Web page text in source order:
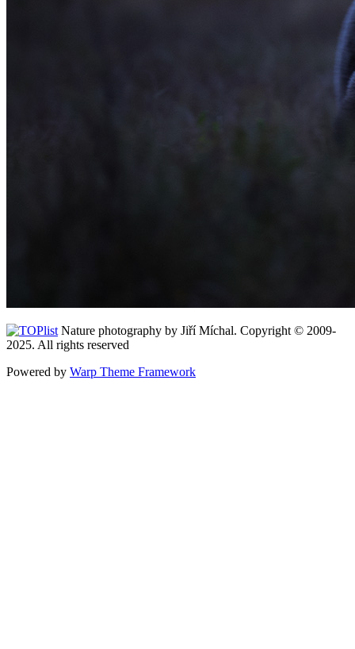
Nature photography by Jiří Míchal. Copyright © 2009-
2025. All rights reserved
Powered by Warp Theme Framework